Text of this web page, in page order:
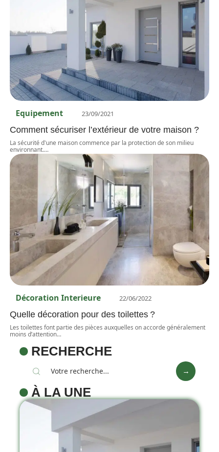
Equipement 23/09/2021
Comment sécuriser l’extérieur de votre maison ?
La sécurité d'une maison commence par la protection de son milieu
environnant.…
Décoration Interieure 22/06/2022
Quelle décoration pour des toilettes ?
Les toilettes font partie des pièces auxquelles on accorde généralement
moins d’attention…
RECHERCHE
À LA UNE